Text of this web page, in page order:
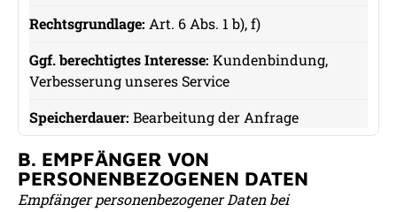
Ggf. berechtigtes Interesse
Speicherdauer
Art. 6 Abs. 1 b), f)
Kundenbindung,
Verbesserung unseres Service
Bearbeitung der Anfrage
B. EMPFÄNGER VON
PERSONENBEZOGENEN DATEN
Empfänger personenbezogener Daten bei